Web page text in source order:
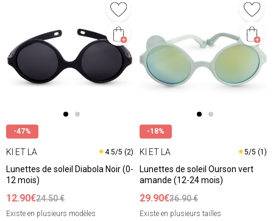
-47%
KI ET LA ★4.5/5 (2)
Lunettes de soleil Diabola Noir (0-
12 mois)
12.90€24.50 €
Existe en plusieurs modèles
-18%
KI ET LA ★5/5 (1)
Lunettes de soleil Ourson vert
amande (12-24 mois)
29.90€36.90 €
Existe en plusieurs tailles